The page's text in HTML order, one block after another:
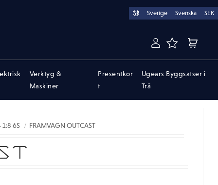
Sverige Svenska SEK
FAVORITER
Verktyg &
Maskiner
Presentkor
t
Ugears Byggsatser i
Trä
1:8 6S FRAMVAGN OUTCAST